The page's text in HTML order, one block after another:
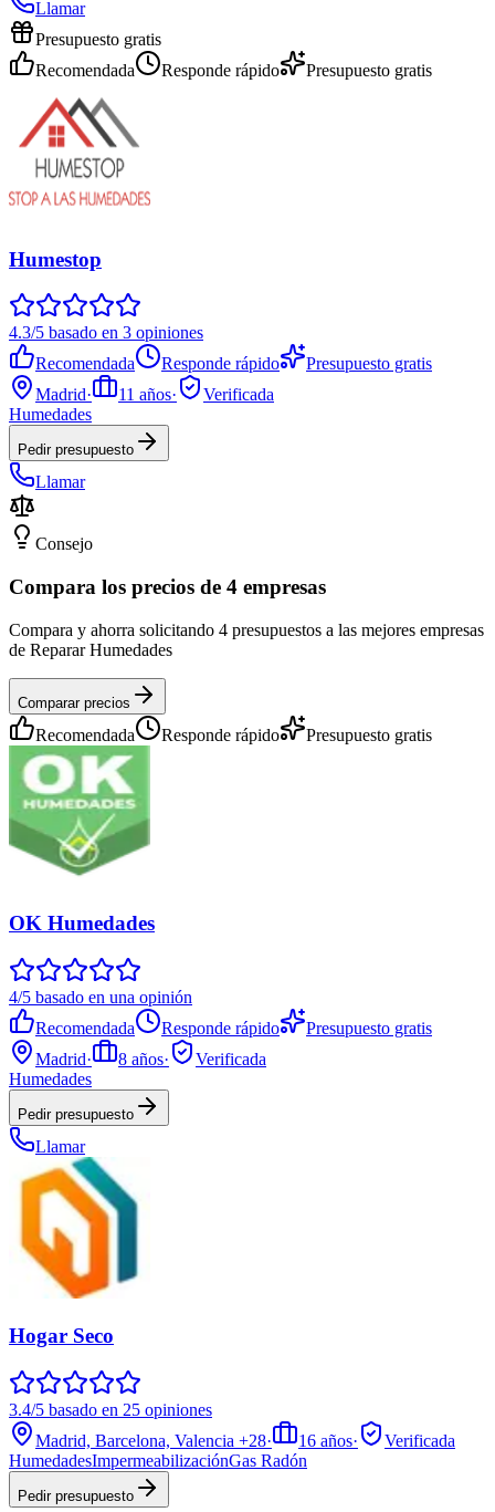
Llamar
Presupuesto gratis
Recomendada
Responde rápido Presupuesto gratis
Humestop
4.3/5 basado en 3 opiniones
Recomendada
Responde rápido
Presupuesto gratis
Madrid· 11 años·
Verificada
Humedades
Pedir presupuesto
Llamar
Consejo
Compara los precios de 4 empresas
Compara y ahorra solicitando 4 presupuestos a las mejores empresas
de Reparar Humedades
Comparar precios
Recomendada Responde rápido Presupuesto gratis
OK Humedades
4/5 basado en una opinión
Recomendada
Responde rápido
Presupuesto gratis
Madrid· 8 años·
Verificada
Humedades
Pedir presupuesto
Llamar
Hogar Seco
3.4/5 basado en 25 opiniones
Madrid, Barcelona, Valencia +28· 16 años·
Verificada
HumedadesImpermeabilizaciónGas Radón
Pedir presupuesto